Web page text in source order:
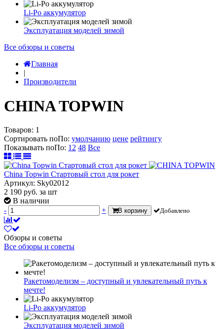
Li-Po аккумулятор
Эксплуатация моделей зимой
Все обзоры и советы
Главная
|
Производители
CHINA TOPWIN
Товаров: 1
Сортировать поПо: умолчанию цене рейтингу
Показывать поПо: 12 48 Все
China Topwin Стартовый стол для рокет
Артикул: Sky02012
2 190 руб. за шт
В наличии
-
+ В корзину Добавлено
Обзоры и советы
Все обзоры и советы
Ракетомоделизм – доступный и увлекательный путь к
мечте!
Li-Po аккумулятор
Эксплуатация моделей зимой